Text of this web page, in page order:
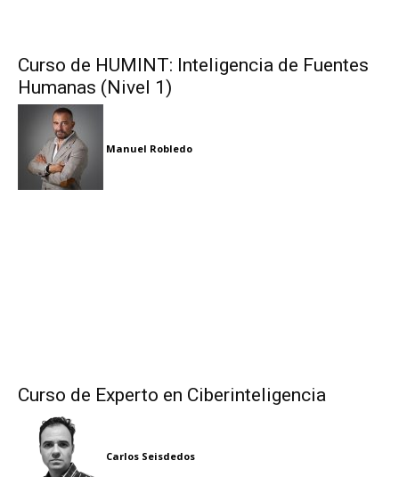
Curso de HUMINT: Inteligencia de Fuentes
Humanas (Nivel 1)
Manuel Robledo
Curso de Experto en Ciberinteligencia
Carlos Seisdedos